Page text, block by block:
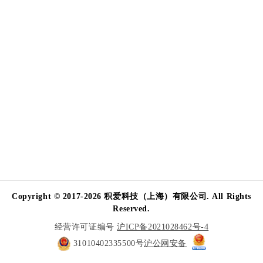
Copyright © 2017-2026 积爱科技（上海）有限公司. All Rights
Reserved.
经营许可证编号沪ICP备2021028462号-4
31010402335500号沪公网安备